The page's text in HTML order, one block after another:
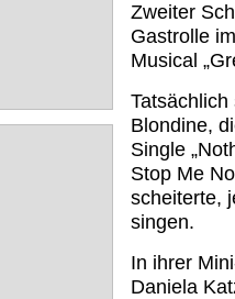
Zweiter
Gastrolle
Musical
Tatsächlich
Blondine,
Single
Stop Me
scheiterte,
singen.
In ihrer
Daniela